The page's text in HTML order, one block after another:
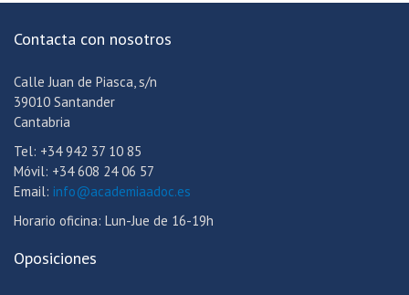
Contacta con nosotros
Calle Juan de Piasca, s/n
39010 Santander
Cantabria
Tel: +34 942 37 10 85
Móvil: +34 608 24 06 57
Email: info@academiaadoc.es
Horario oficina: Lun-Jue de 16-19h
Oposiciones